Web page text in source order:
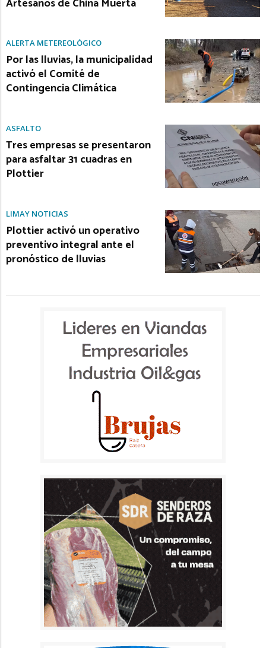
ALERTA METEREOLÓGICO
Por las lluvias, la municipalidad
activó el Comité de
Contingencia Climática
ASFALTO
Tres empresas se presentaron
para asfaltar 31 cuadras en
Plottier
LIMAY NOTICIAS
Plottier activó un operativo
preventivo integral ante el
pronóstico de lluvias